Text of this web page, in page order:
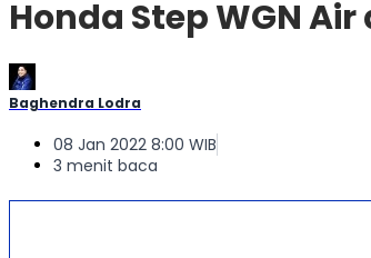
Honda Step WGN
Baghendra Lodra
08 Jan 2022 8:00 WIB
3 menit baca